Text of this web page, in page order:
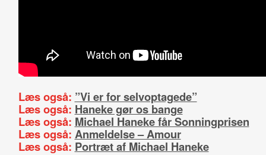
Læs også: ”Vi er for selvoptagede”
Læs også: Haneke gør os bange
Læs også: Michael Haneke får Sonningprisen
Læs også: Anmeldelse – Amour
Læs også: Portræt af Michael Haneke